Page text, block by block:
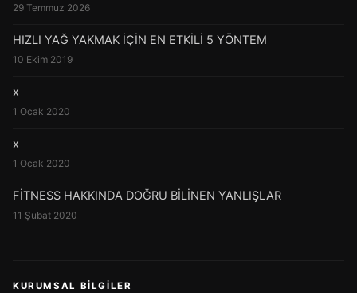
29 Temmuz 2026
HIZLI YAĞ YAKMAK İÇİN EN ETKİLİ 5 YÖNTEM
10 Ekim 2019
x
1 Ocak 2020
x
1 Ocak 2020
FİTNESS HAKKINDA DOĞRU BİLİNEN YANLIŞLAR
11 Şubat 2020
KURUMSAL BILGILER